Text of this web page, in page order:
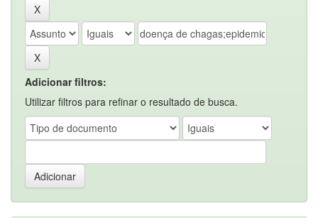
Adicionar filtros:
Utilizar filtros para refinar o resultado de busca.